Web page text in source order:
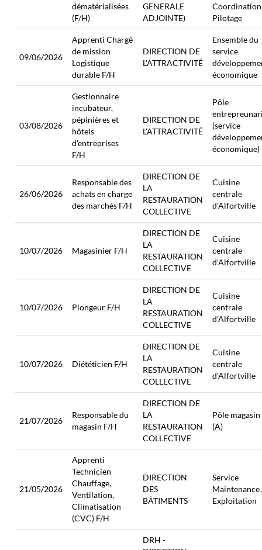
dématérialisées
(F/H)
GENERALE
ADJOINTE)
Pilotage
09/06/2026
Apprenti Chargé
de mission
Logistique
durable F/H
DIRECTION DE
L'ATTRACTIVITÉ
Ensemble du
service
économique
03/08/2026
Gestionnaire
incubateur,
pépinières et
hôtels
d'entreprises
F/H
DIRECTION DE
L'ATTRACTIVITÉ
Pôle
(service
économique)
26/06/2026
Responsable des
achats en charge
des marchés F/H
DIRECTION DE
LA
RESTAURATION
COLLECTIVE
Cuisine
centrale
d'Alfortville
10/07/2026 Magasinier F/H
DIRECTION DE
LA
RESTAURATION
COLLECTIVE
Cuisine
centrale
d'Alfortville
10/07/2026 Plongeur F/H
DIRECTION DE
LA
RESTAURATION
COLLECTIVE
Cuisine
centrale
d'Alfortville
10/07/2026 Diététicien F/H
DIRECTION DE
LA
RESTAURATION
COLLECTIVE
Cuisine
centrale
d'Alfortville
21/07/2026
Responsable du
magasin F/H
DIRECTION DE
LA
RESTAURATION
COLLECTIVE
Pôle magasin
(A)
21/05/2026
Apprenti
Technicien
Chauffage,
Ventilation,
Climatisation
(CVC) F/H
DIRECTION
DES
BÂTIMENTS
Service
Maintenance
Exploitation
DRH -